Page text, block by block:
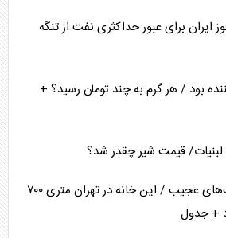
ایران برای عبور حداکثری نفت از تنگه
بود / هر گرم به چند تومان رسید؟ +
قیمت شیر چقدر شد؟
خرید آپارتمان با قیمت‌های عجیب / این خانه در تهران متری ۷۰۰
+ جدول